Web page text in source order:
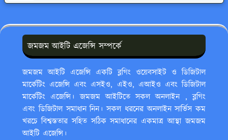
জমজম আইটি এজেন্সি সম্পর্কে
জমজম আইটি এজেন্সি একটি ব্লগিং ওয়েবসাইট ও ডিজিটাল
মার্কেটিং এজেন্সি এবং এসইও, এইও, এআইও এবং ডিজিটাল
মার্কেটিং এজেন্সি। জমজম আইটিতে সকল অনলাইন , ব্লগিং
এবং ডিজিটাল সমাধান নিন। সকল ধরনের অনলাইন সার্ভিস কম
খরচে বিশ্বস্ততার সহিত সঠিক সমাধানের একমাত্র আস্থা জমজম
আইটি এজেন্সি।